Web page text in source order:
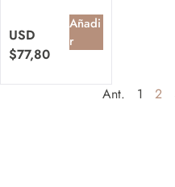
USD
$77,80
Añadi
r
Ant. 1 2